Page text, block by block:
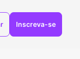
Inscreva-se